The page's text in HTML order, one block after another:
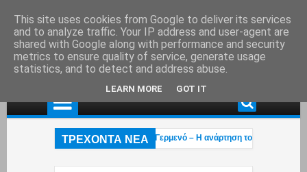
ΤΡΕΧΟΝΤΑ ΝΕΑ
το εξοχικό του ηθοποιού στο Πόρτο Γερμενό – Η ανάρτηση του γιου του
This site uses cookies from Google to deliver its services
and to analyze traffic. Your IP address and user-agent are
shared with Google along with performance and security
metrics to ensure quality of service, generate usage
statistics, and to detect and address abuse.
LEARN MORE GOT IT